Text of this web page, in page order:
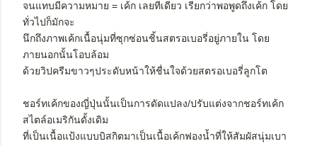
จนแทบมีความหมาย = เค้ก เลยทีเดียว เรียกว่าพอพูดถึงเค้ก โดย
ทั่วไปก็มักจะ
นึกถึงภาพเค้กเนื้อนุ่มที่ซุกซ่อนชิ้นสตรอเบอรี่อยู่ภายใน โดย
ภายนอกนั้นโอบล้อม
ด้วยวิปครีมขาวๆประดับหน้าให้ชื่นใจด้วยสตรอเบอรี่ลูกโต
ชอร์ทเค้กของญี่ปุ่นนั้นเป็นการดัดแปลง/ปรับแต่งจากชอร์ทเค้ก
สไตล์อเมริกันดั้งเดิม
ที่เป็นเนื้อแป้งแบบบิสกิตมาเป็นเนื้อเค้กฟองน้ำที่ให้สัมผัสนุ่มเบา